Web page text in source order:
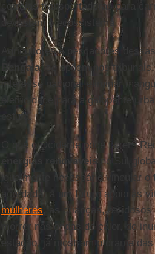
correias transportadoras para
devastam o ecossistema.
Agricultores e pescadores
Bengala, se opõem nos
interesse nacional eliminar
eletricidade para a galopante
estufa.
O que o Ocidente pode fazer?
energias renováveisno Sul
igualmente necessário vincular o
acordada) a um futuro apoio às
mulheres , as crianças, os
morrer nas ondas de calor, de
estação, já mostram o drama